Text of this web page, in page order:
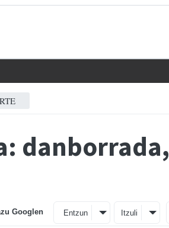
danborrada,
Googlen Entzun Itzuli